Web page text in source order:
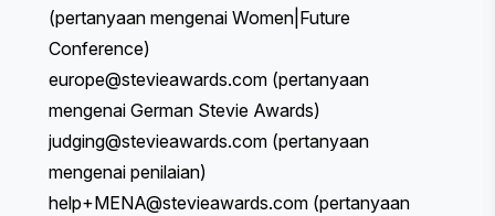
(pertanyaan mengenai Women|Future
Conference)
europe@stevieawards.com (pertanyaan
mengenai German Stevie Awards)
judging@stevieawards.com (pertanyaan
mengenai penilaian)
help+MENA@stevieawards.com (pertanyaan